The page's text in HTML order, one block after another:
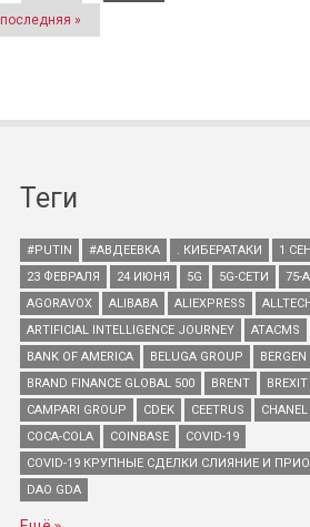
последняя »
Теги
#PUTIN #АВДЕЕВКА . КИБЕРАТАКИ 1
23 ФЕВРАЛЯ
24 ИЮНЯ 5G 5G-СЕТИ 75-
AGORAVOX
ALIBABA ALIEXPRESS
ARTIFICIAL INTELLIGENCE JOURNEY
ATACMS
BANK OF AMERICA
BELUGA GROUP
BRAND FINANCE GLOBAL 500
BRENT BREXIT
CAMPARI GROUP
CDEK CEETRUS CHANEL
COCA-COLA
COINBASE
COVID-19
COVID-19 КРУПНЫЕ СДЕЛКИ СЛИЯНИЕ И
DAO GDA